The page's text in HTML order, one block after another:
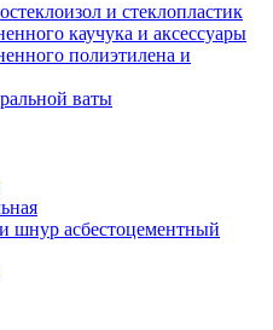
и стеклопластик
каучука и аксессуары
полиэтилена и
ваты
шнур асбестоцементный